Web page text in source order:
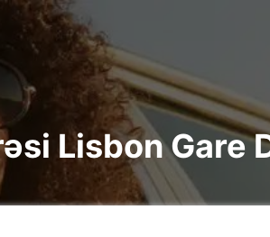
Lisbon Gare